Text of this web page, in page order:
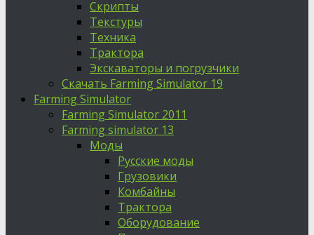
Скрипты
Текстуры
Техника
Трактора
Экскаваторы и погрузчики
Скачать Farming Simulator 19
Farming Simulator
Farming Simulator 2011
Farming simulator 13
Моды
Русские моды
Грузовики
Комбайны
Трактора
Оборудование